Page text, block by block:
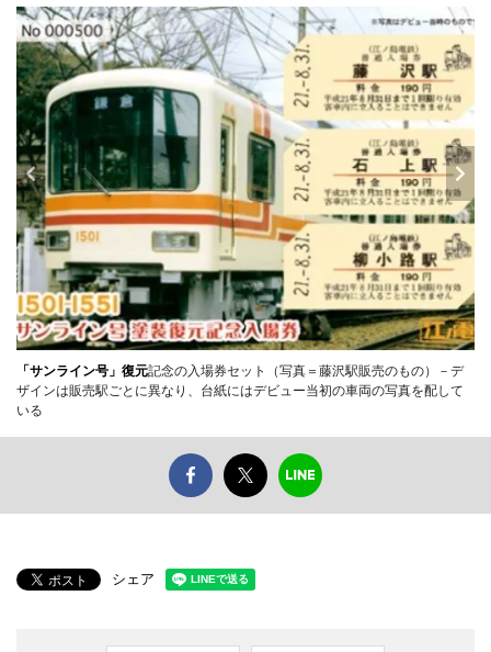
「サンライン号」復元記念の入場券セット（写真＝藤沢駅販売のもの）－デ
ザインは販売駅ごとに異なり、台紙にはデビュー当初の車両の写真を配して
いる
シェア